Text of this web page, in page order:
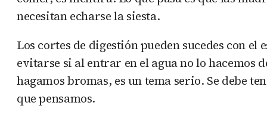
necesitan echarse la siesta.
Los cortes de digestión pueden sucedes con
evitarse si al entrar en el agua no lo hacemos
hagamos bromas, es un tema serio. Se debe
que pensamos.